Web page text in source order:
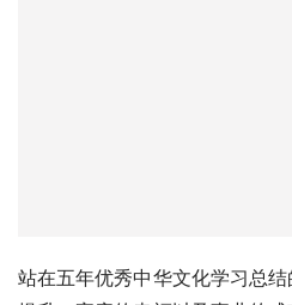
在“继往开来”，站在文化学习